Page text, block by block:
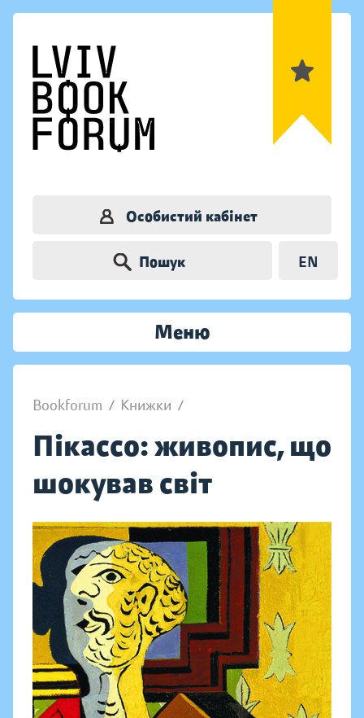
Особистий кабінет
Пошук EN
Меню
Bookforum / Книжки /
Пікассо: живопис, що
шокував світ